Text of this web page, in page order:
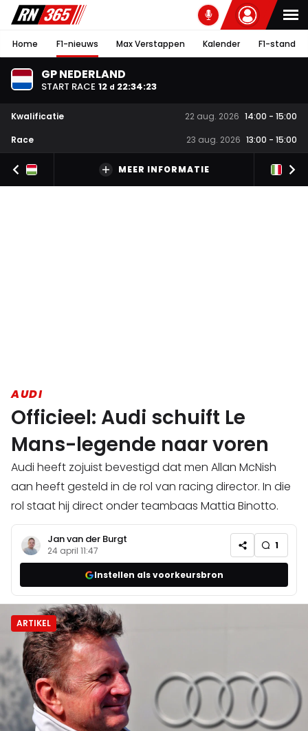
Home F1-nieuws Max Verstappen Kalender F1-stand
GP NEDERLAND
START RACE 12 d 22:34:23
Kwalificatie 22 aug. 2026 14:00 - 15:00
Race
23 aug. 2026 13:00 - 15:00
MEER INFORMATIE
AUDI
Officieel: Audi schuift Le
Mans-legende naar voren
Audi heeft zojuist bevestigd dat men Allan McNish
aan heeft gesteld in de rol van racing director. In die
rol staat hij direct onder teambaas Mattia Binotto.
Jan van der Burgt
24 april 11:47 1
Instellen als voorkeursbron
ARTIKEL